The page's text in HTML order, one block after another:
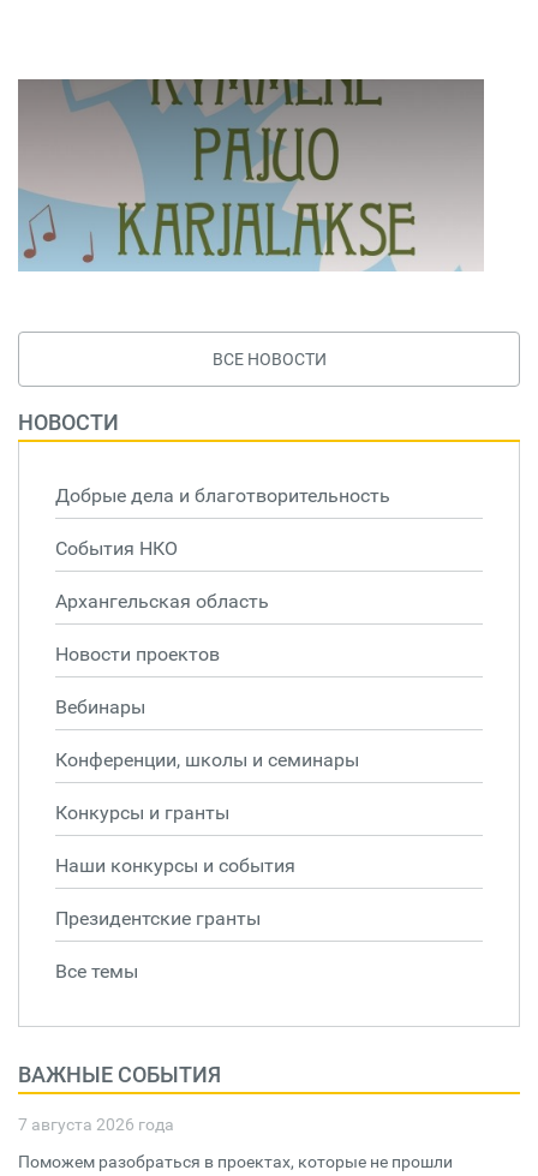
ВСЕ НОВОСТИ
НОВОСТИ
Добрые дела и благотворительность
События НКО
Архангельская область
Новости проектов
Вебинары
Конференции, школы и семинары
Конкурсы и гранты
Наши конкурсы и события
Президентские гранты
Все темы
ВАЖНЫЕ СОБЫТИЯ
7 августа 2026 года
Поможем разобраться в проектах, которые не прошли